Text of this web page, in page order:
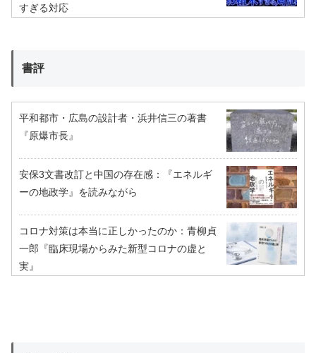
すぎる対応
書評
平和都市・広島の設計者・浜井信三の著書
『原爆市長』
安保3文書改訂と中国の存在感：『エネルギ
ーの地政学』を読みながら
コロナ対策は本当に正しかったのか：青柳貞
一郎『臨床現場からみた新型コロナの虚と
実』